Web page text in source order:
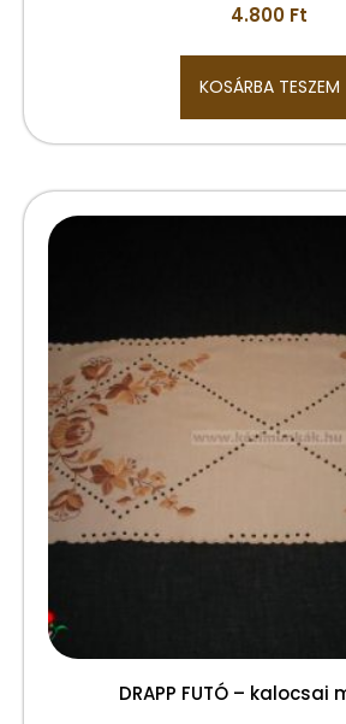
4.800 Ft
KOSÁRBA TESZEM
DRAPP FUTÓ –